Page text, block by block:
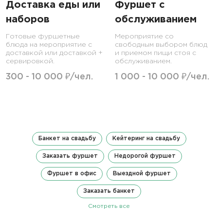
Доставка еды или
наборов
Готовые фуршетные
блюда на мероприятие с
доставкой или доставкой +
сервировкой.
300 - 10 000 ₽/чел.
Фуршет с
обслуживанием
Мероприятие со
свободным выбором блюд
и приемом пищи стоя с
обслуживанием.
1 000 - 10 000 ₽/чел.
Банкет на свадьбу Кейтеринг на свадьбу
Заказать фуршет Недорогой фуршет
Фуршет в офис Выездной фуршет
Заказать банкет
Смотреть все